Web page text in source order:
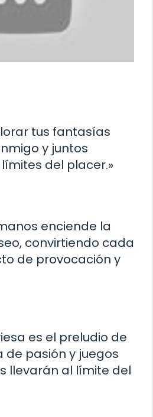
tus fantasías
y juntos
del placer.»
enciende la
convirtiendo cada
de provocación y
es el preludio de
de pasión y juegos
llevarán al límite del